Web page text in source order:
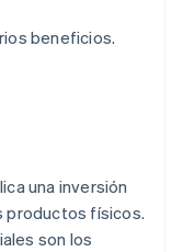
beneficios.
una inversión
productos físicos.
son los